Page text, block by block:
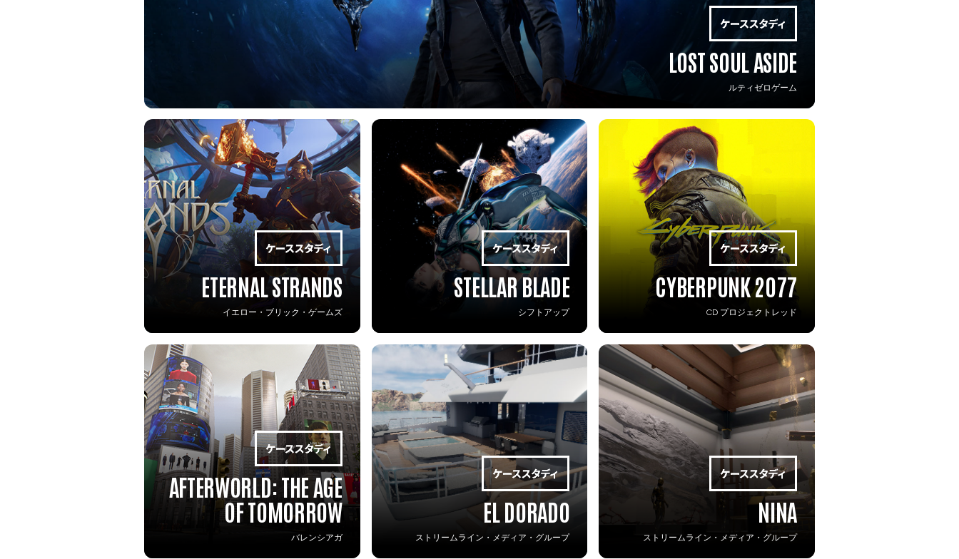
LOST SOUL ASIDE
ルティゼロゲーム
ETERNAL STRANDS
イエロー・ブリック・ゲームズ
STELLAR BLADE
シフトアップ
CYBERPUNK 2077
CD プロジェクトレッド
AFTERWORLD: THE AGE
OF TOMORROW
バレンシアガ
EL DORADO
ストリームライン・メディア・グループ
NINA
ストリームライン・メディア・グループ